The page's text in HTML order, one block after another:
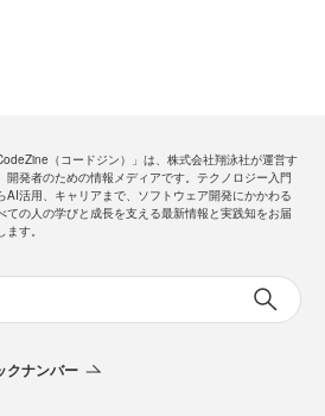
（コードジン）」は、株式会社翔泳社が運営す
開発者のための情報メディアです。テクノロジー入門
AI活用、キャリアまで、ソフトウェア開発にかかわる
ての人の学びと成長を支える最新情報と実践知をお届
ます。
クナンバー